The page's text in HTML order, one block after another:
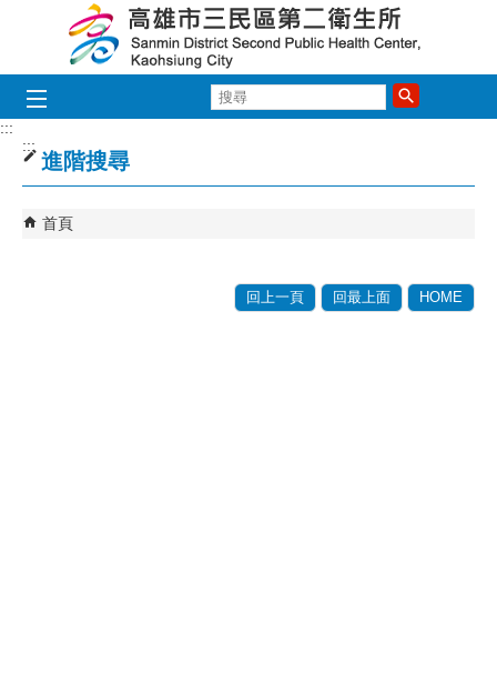
跳到主要內容區塊
尋
:::
:::
進階搜尋
首頁
回上一頁 回最上面 HOME